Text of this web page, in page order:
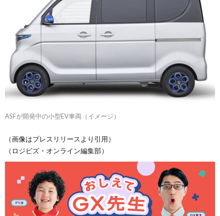
ASFが開発中の小型EV車両（イメージ）
（画像はプレスリリースより引用）
（ロジビズ・オンライン編集部）